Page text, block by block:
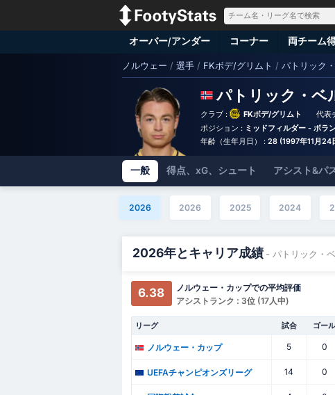
オーバー/アンダー コーナー 両チーム
ノルウェー / 選手 / FKボデ/グリムト / パトリック
パトリック・ベ
クラブ : FKボデ/グリムト 代表
ポジション : ミッドフィルダー - ボラ
年齢（生年月日） : 28 (1997年11月24
一般 得点、xG、シュート アシスト&パ
2026 2026 2025 2024
2026年とキャリア成績 - パトリック・
6.38
ノルウェー・カップでの平均評価
アシストランク : 3位 (17人中)
リーグ 試合 ゴー
ノルウェー・カップ 5 0
UEFAチャンピオンズリーグ 14 0